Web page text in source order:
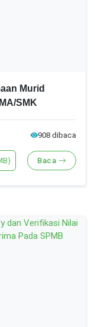
Murid
SMK
908 dibaca
Baca